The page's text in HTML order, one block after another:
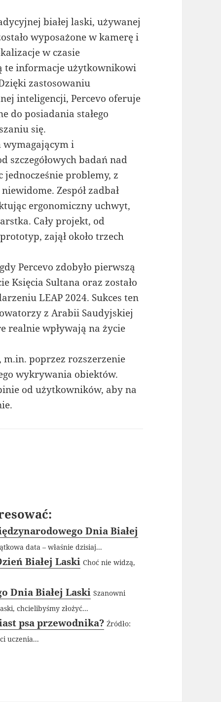
białej laski, używanej
wyposażone w kamerę i
w czasie
te informacje użytkownikowi
zastosowaniu
inteligencji, Percevo oferuje
do posiadania stałego
się.
wymagającym i
szczegółowych badań nad
problemy, z
Zespół zadbał
ergonomiczny uchwyt,
Cały projekt, od
zajął około trzech
Percevo zdobyło pierwszą
Księcia Sultana oraz zostało
LEAP 2024. Sukces ten
z Arabii Saudyjskiej
realnie wpływają na życie
m.in. poprzez rozszerzenie
wykrywania obiektów.
od użytkowników, aby na
Dnia Białej
data – właśnie dzisiaj...
Białej Laski Choć nie widzą,
Dnia Białej Laski Szanowni
chcielibyśmy złożyć...
psa przewodnika? Źródło:
uczenia...